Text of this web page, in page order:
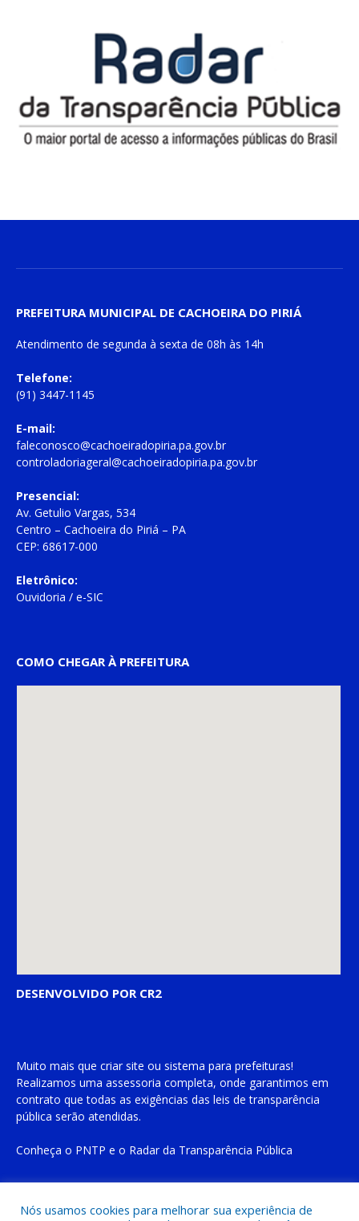
PREFEITURA MUNICIPAL DE CACHOEIRA DO PIRIÁ
Atendimento de segunda à sexta de 08h às 14h
Telefone:
(91) 3447-1145
E-mail:
faleconosco@cachoeiradopiria.pa.gov.br
controladoriageral@cachoeiradopiria.pa.gov.br
Presencial:
Av. Getulio Vargas, 534
Centro – Cachoeira do Piriá – PA
CEP: 68617-000
Eletrônico:
Ouvidoria / e-SIC
COMO CHEGAR À PREFEITURA
DESENVOLVIDO POR CR2
Muito mais que criar site ou sistema para prefeituras!
Realizamos uma assessoria completa, onde garantimos em
contrato que todas as exigências das leis de transparência
pública serão atendidas.
Conheça o PNTP e o Radar da Transparência Pública
Nós usamos cookies para melhorar sua experiência de